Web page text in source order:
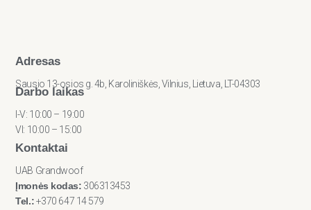
Adresas
Sausio 13-osios g. 4b, Karoliniškės, Vilnius, Lietuva, LT-04303
Darbo laikas
I-V: 10:00 – 19:00
VI: 10:00 – 15:00
Kontaktai
UAB Grandwoof
Įmonės kodas: 306313453
Tel.:+370 647 14 579